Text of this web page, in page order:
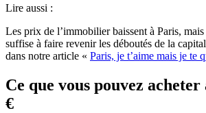
Lire aussi :
Les prix de l’immobilier baissent à Paris, mais
suffise à faire revenir les déboutés de la
dans notre article « Paris, je t’aime mais je te
Ce que vous pouvez acheter
€